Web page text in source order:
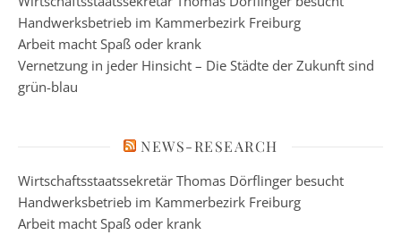
Handwerksbetrieb im Kammerbezirk Freiburg
Arbeit macht Spaß oder krank
Vernetzung in jeder Hinsicht – Die Städte der Zukunft sind
grün-blau
NEWS-RESEARCH
Wirtschaftsstaatssekretär Thomas Dörflinger besucht
Handwerksbetrieb im Kammerbezirk Freiburg
Arbeit macht Spaß oder krank